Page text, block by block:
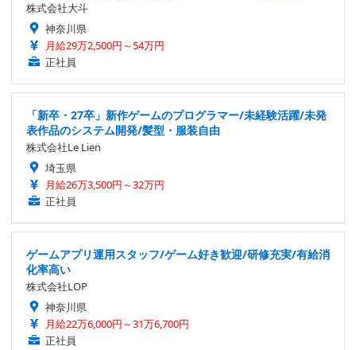
株式会社大斗
神奈川県
月給29万2,500円～54万円
正社員
「新卒・27卒」新作ゲームのプログラマー/未経験活躍/未発
表作品のシステム開発/髪型・服装自由
株式会社Le Lien
埼玉県
月給26万3,500円～32万円
正社員
ゲームアプリ運用スタッフ/ゲーム好き歓迎/研修充実/有給消
化率高い
株式会社LOP
神奈川県
月給22万6,000円～31万6,700円
正社員